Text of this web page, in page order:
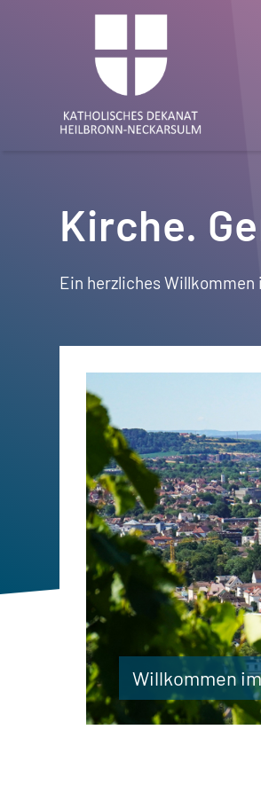
Kirche.
Ein herzliches
Willkommen